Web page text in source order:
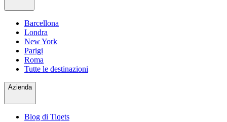
Barcellona
Londra
New York
Parigi
Roma
Tutte le destinazioni
Azienda
Blog di Tiqets